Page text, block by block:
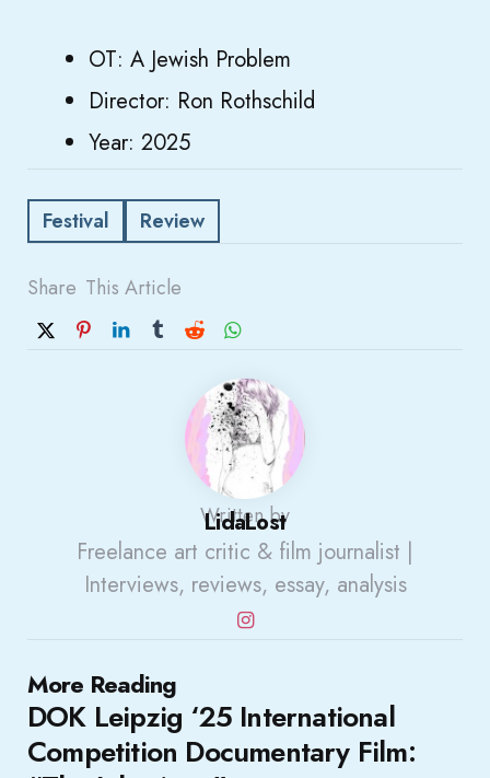
OT: A Jewish Problem
Director: Ron Rothschild
Year: 2025
Festival Review
Share This Article
Written by
LidaLost
Freelance art critic & film journalist |
Interviews, reviews, essay, analysis
More Reading
Post
navigation
DOK Leipzig ‘25 International
Competition Documentary Film: